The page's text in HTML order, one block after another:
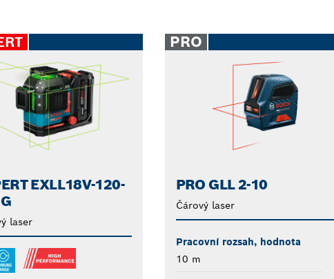
EXLL18V-120-
laser
PRO
PRO GLL 2-10
Čárový laser
Pracovní rozsah, hodnota
10 m